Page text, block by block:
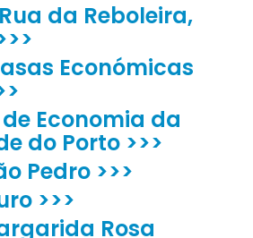
da Reboleira,
Económicas
Economia da
do Porto >>>
Pedro >>>
>>>
Rosa